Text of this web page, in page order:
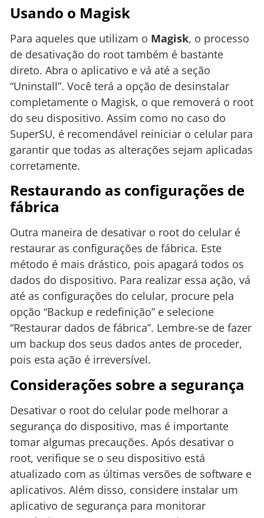
Usando o Magisk
Para aqueles que utilizam o Magisk, o processo
de desativação do root também é bastante
direto. Abra o aplicativo e vá até a seção
“Uninstall”. Você terá a opção de desinstalar
completamente o Magisk, o que removerá o root
do seu dispositivo. Assim como no caso do
SuperSU, é recomendável reiniciar o celular para
garantir que todas as alterações sejam aplicadas
corretamente.
Restaurando as configurações de
fábrica
Outra maneira de desativar o root do celular é
restaurar as configurações de fábrica. Este
método é mais drástico, pois apagará todos os
dados do dispositivo. Para realizar essa ação, vá
até as configurações do celular, procure pela
opção “Backup e redefinição” e selecione
“Restaurar dados de fábrica”. Lembre-se de fazer
um backup dos seus dados antes de proceder,
pois esta ação é irreversível.
Considerações sobre a segurança
Desativar o root do celular pode melhorar a
segurança do dispositivo, mas é importante
tomar algumas precauções. Após desativar o
root, verifique se o seu dispositivo está
atualizado com as últimas versões de software e
aplicativos. Além disso, considere instalar um
aplicativo de segurança para monitorar